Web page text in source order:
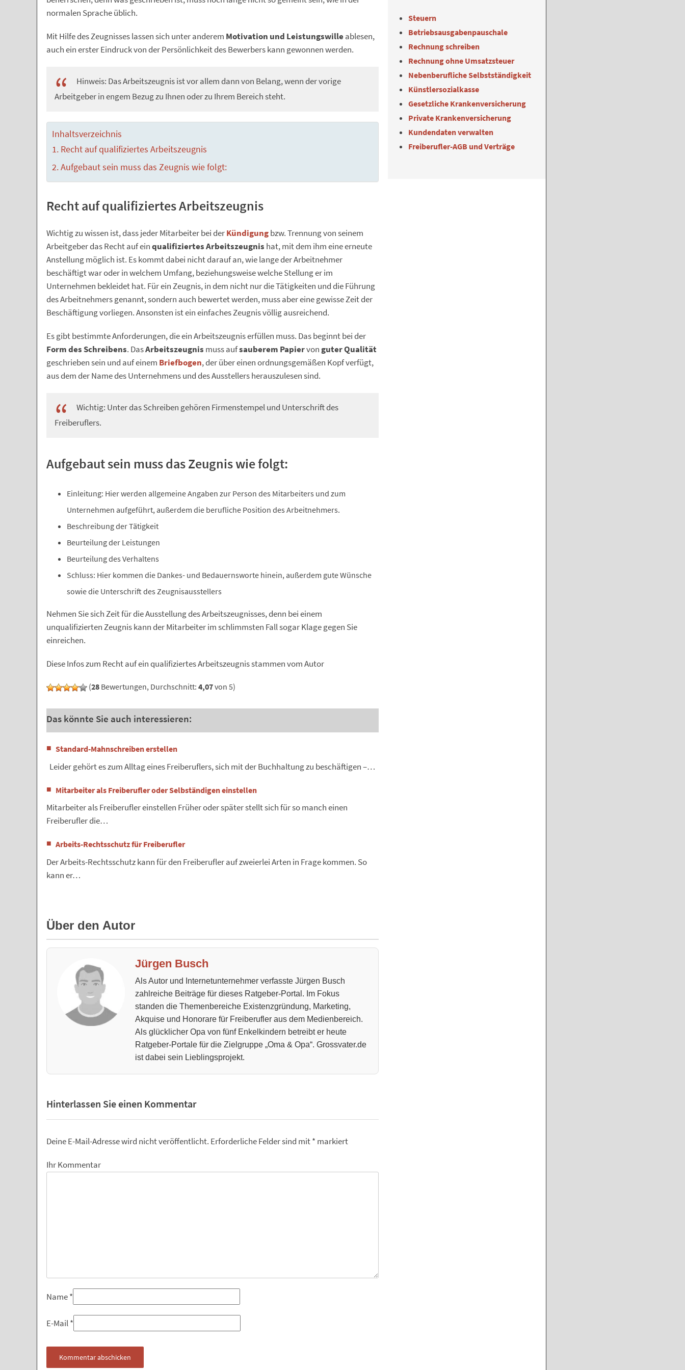
normalen Sprache üblich.
Mit Hilfe des Zeugnisses lassen sich unter anderem Motivation und Leistungswilleablesen,
auch ein erster Eindruck von der Persönlichkeit des Bewerbers kann gewonnen werden.
Hinweis: Das Arbeitszeugnis ist vor allem dann von Belang, wenn der vorige
Arbeitgeber in engem Bezug zu Ihnen oder zu Ihrem Bereich steht.
Inhaltsverzeichnis
Recht auf qualifiziertes Arbeitszeugnis
Aufgebaut sein muss das Zeugnis wie folgt:
Recht auf qualifiziertes Arbeitszeugnis
Wichtig zu wissen ist, dass jeder Mitarbeiter bei derKündigungbzw. Trennung von seinem
Arbeitgeber das Recht auf einqualifiziertes Arbeitszeugnis hat, mit dem ihm eine erneute
Anstellung möglich ist. Es kommt dabei nicht darauf an, wie lange der Arbeitnehmer
beschäftigt war oder in welchem Umfang, beziehungsweise welche Stellung er im
Unternehmen bekleidet hat. Für ein Zeugnis, in dem nicht nur die Tätigkeiten und die Führung
des Arbeitnehmers genannt, sondern auch bewertet werden, muss aber eine gewisse Zeit der
Beschäftigung vorliegen. Ansonsten ist ein einfaches Zeugnis völlig ausreichend.
Es gibt bestimmte Anforderungen, die ein Arbeitszeugnis erfüllen muss. Das beginnt bei der
Form des Schreibens. DasArbeitszeugnis muss aufsauberem Papiervonguter Qualität
geschrieben sein und auf einem Briefbogen, der über einen ordnungsgemäßen Kopf verfügt,
aus dem der Name des Unternehmens und des Ausstellers herauszulesen sind.
Wichtig: Unter das Schreiben gehören Firmenstempel und Unterschrift des
Freiberuflers.
Aufgebaut sein muss das Zeugnis wie folgt:
Einleitung: Hier werden allgemeine Angaben zur Person des Mitarbeiters und zum
Unternehmen aufgeführt, außerdem die berufliche Position des Arbeitnehmers.
Beschreibung der Tätigkeit
Beurteilung der Leistungen
Beurteilung des Verhaltens
Schluss: Hier kommen die Dankes- und Bedauernsworte hinein, außerdem gute Wünsche
sowie die Unterschrift des Zeugnisausstellers
Nehmen Sie sich Zeit für die Ausstellung des Arbeitszeugnisses, denn bei einem
unqualifizierten Zeugnis kann der Mitarbeiter im schlimmsten Fall sogar Klage gegen Sie
einreichen.
Diese Infos zum Recht auf ein qualifiziertes Arbeitszeugnis stammen vom Autor
(28 Bewertungen, Durchschnitt: 4,07von 5)
Das könnte Sie auch interessieren:
Standard-Mahnschreiben erstellen
Leider gehört es zum Alltag eines Freiberuflers, sich mit der Buchhaltung zu beschäftigen –…
Mitarbeiter als Freiberufler oder Selbständigen einstellen
Mitarbeiter als Freiberufler einstellen Früher oder später stellt sich für so manch einen
Freiberufler die…
Arbeits-Rechtsschutz für Freiberufler
Der Arbeits-Rechtsschutz kann für den Freiberufler auf zweierlei Arten in Frage kommen. So
kann er…
Über den Autor
Jürgen Busch
Als Autor und Internetunternehmer verfasste Jürgen Busch
zahlreiche Beiträge für dieses Ratgeber-Portal. Im Fokus
standen die Themenbereiche Existenzgründung, Marketing,
Akquise und Honorare für Freiberufler aus dem Medienbereich.
Als glücklicher Opa von fünf Enkelkindern betreibt er heute
Ratgeber-Portale für die Zielgruppe „Oma & Opa“. Grossvater.de
ist dabei sein Lieblingsprojekt.
Hinterlassen Sie einen Kommentar
Deine E-Mail-Adresse wird nicht veröffentlicht. Erforderliche Felder sind mit* markiert
Ihr Kommentar
Name*
E-Mail*
Steuern
Betriebsausgabenpauschale
Rechnung schreiben
Rechnung ohne Umsatzsteuer
Nebenberufliche Selbstständigkeit
Künstlersozialkasse
Gesetzliche Krankenversicherung
Private Krankenversicherung
Kundendaten verwalten
Freiberufler-AGB und Verträge